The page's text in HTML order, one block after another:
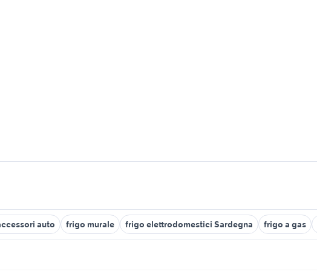
auto frigo murale frigo elettrodomestici Sardegna frigo a gas